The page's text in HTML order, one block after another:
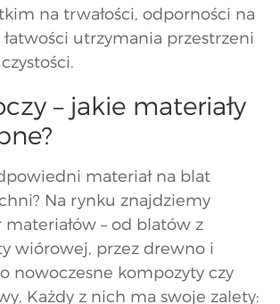
na trwałości, odporności na
utrzymania przestrzeni
– jakie materiały
materiał na blat
Na rynku znajdziemy
– od blatów z
wiórowej, przez drewno i
nowoczesne kompozyty czy
Każdy z nich ma swoje zalety: